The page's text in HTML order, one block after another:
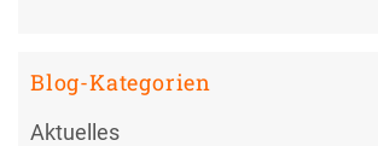
Blog-Kategorien
Aktuelles